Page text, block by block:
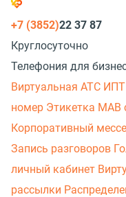
+7 (3852)22 37 87
Круглосуточно
Телефония для
Виртуальная АТС ИПТ
номер Этикетка МАВ
Корпоративный
Запись разговоров
личный кабинет
рассылки